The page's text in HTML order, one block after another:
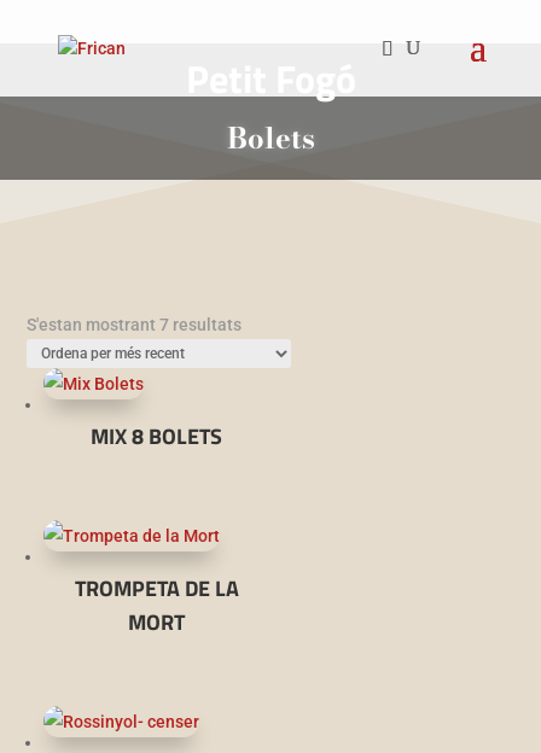
Bolets
S'estan mostrant 7 resultatsOrdenat
MIX 8 BOLETS
TROMPETA DE LA
MORT